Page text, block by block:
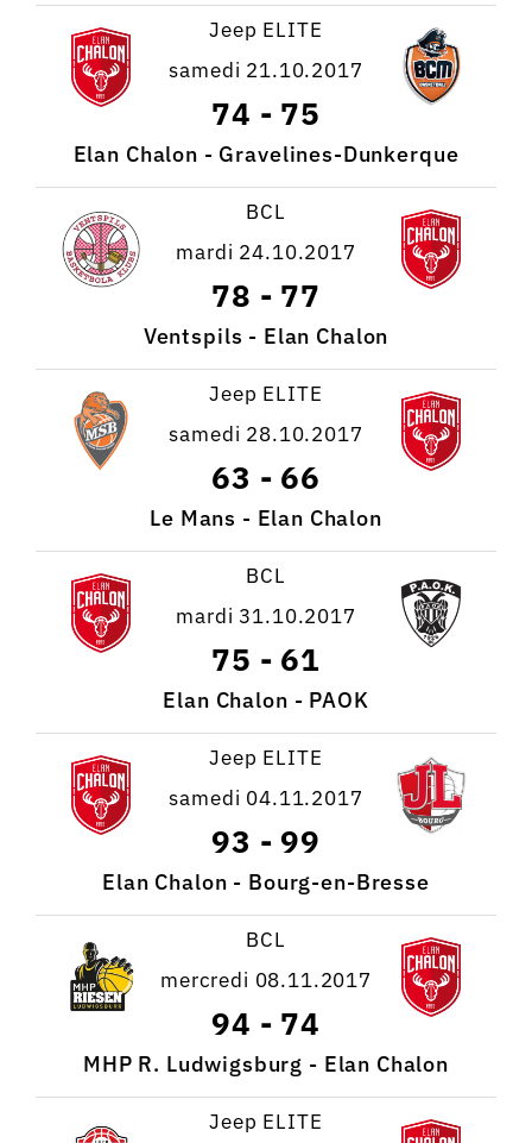
Jeep ELITE
samedi 21.10.2017
74 - 75
Elan Chalon - Gravelines-Dunkerque
BCL
mardi 24.10.2017
78 - 77
Ventspils - Elan Chalon
Jeep ELITE
samedi 28.10.2017
63 - 66
Le Mans - Elan Chalon
BCL
mardi 31.10.2017
75 - 61
Elan Chalon - PAOK
Jeep ELITE
samedi 04.11.2017
93 - 99
Elan Chalon - Bourg-en-Bresse
BCL
mercredi 08.11.2017
94 - 74
MHP R. Ludwigsburg - Elan Chalon
Jeep ELITE